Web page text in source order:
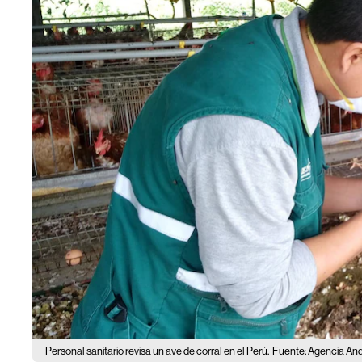
Personal sanitario revisa un ave de corral en el Perú. Fuente: Agencia